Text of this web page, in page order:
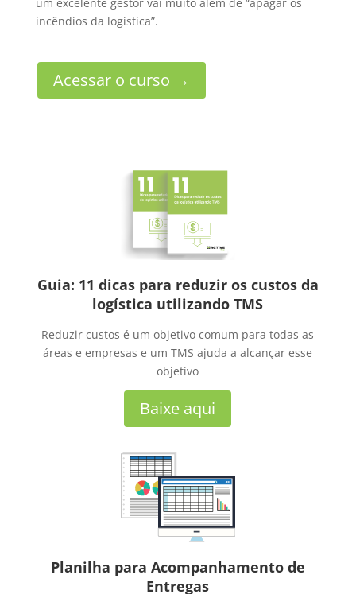
um excelente gestor vai muito além de “apagar os
incêndios da logistica”.
Acessar o curso →
Guia: 11 dicas para reduzir os custos da
logística utilizando TMS
Reduzir custos é um objetivo comum para todas as
áreas e empresas e um TMS ajuda a alcançar esse
objetivo
Baixe aqui
Planilha para Acompanhamento de
Entregas